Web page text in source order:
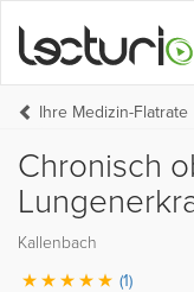
Ihre Medizin-Flatrate
Chronisch
Kallenbach
(1)